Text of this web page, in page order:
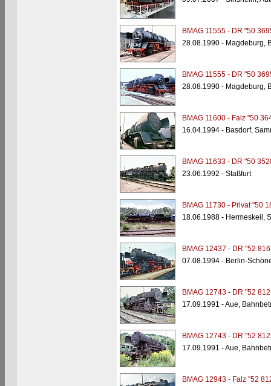
BMAG 11555 - DR "50
28.08.1990 - Magdeburg,
BMAG 11555 - DR "50
28.08.1990 - Magdeburg,
BMAG 11600 - Falz "50
16.04.1994 - Basdorf,
BMAG 11633 - DR "50
23.06.1992 - Staßfurt
BMAG 11730 - Privat "50
18.06.1988 - Hermeskeil,
BMAG 12437 - DR "52
07.08.1994 - Berlin-
BMAG 12743 - DR "52
17.09.1991 - Aue,
BMAG 12743 - DR "52
17.09.1991 - Aue,
BMAG 12943 - Falz "52